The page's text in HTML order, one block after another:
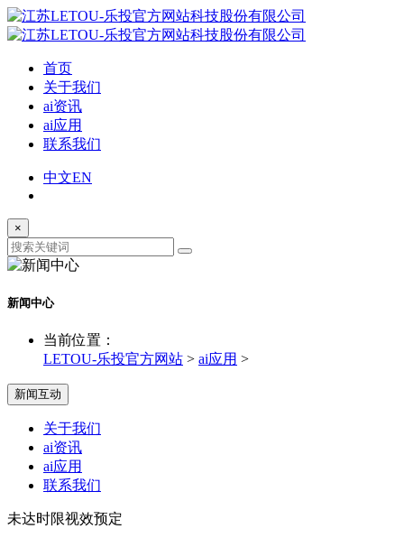
首页
关于我们
ai资讯
ai应用
联系我们
中文EN
×
新闻中心
当前位置：
LETOU-乐投官方网站 > ai应用 >
新闻互动
关于我们
ai资讯
ai应用
联系我们
未达时限视效预定